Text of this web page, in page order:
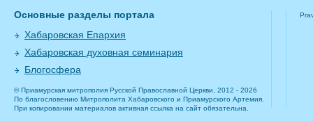
Основные разделы портала
Хабаровская Епархия
Хабаровская духовная семинария
Блогосфера
© Приамурская митрополия Русской Православной Церкви, 2012 - 2026
По благословению Митрополита Хабаровского и Приамурского Артемия.
При копировании материалов активная ссылка на сайт обязательна.